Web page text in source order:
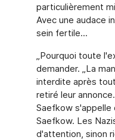
particulièrement
Avec une audace
sein fertile...
„Pourquoi toute
demander. „La
interdite après
retiré leur
Saefkow s'appelle
Saefkow. Les
d'attention, sinon